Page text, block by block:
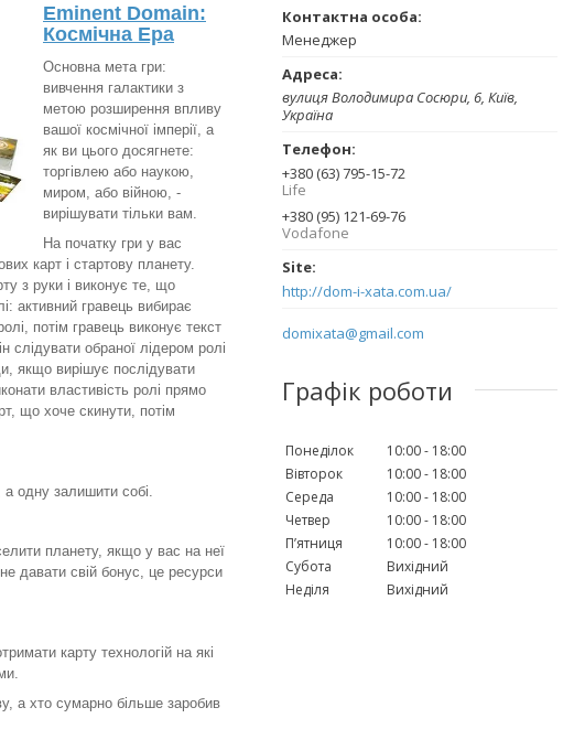
Eminent Domain:
Космічна Ера
Основна мета гри:
вивчення галактики з
метою розширення впливу
вашої космічної імперії, а
як ви цього досягнете:
торгівлею або наукою,
миром, або війною, -
вирішувати тільки вам.
На початку гри у вас
карт і стартову планету.
з руки і виконує те, що
активний гравець вибирає
потім гравець виконує текст
слідувати обраної лідером ролі
якщо вирішує послідувати
властивість ролі прямо
що хоче скинути, потім
одну залишити собі.
планету, якщо у вас на неї
давати свій бонус, це ресурси
карту технологій на які
а хто сумарно більше заробив
Менеджер
вулиця Володимира Сосюри, 6, Київ,
Україна
+380 (63) 795-15-72
Life
+380 (95) 121-69-76
Vodafone
http://dom-i-xata.com.ua/
domixata@gmail.com
Графік роботи
Понеділок 10:00
18:00
Вівторок
10:00
18:00
Середа
10:00
18:00
Четвер
10:00
18:00
Пʼятниця
10:00
18:00
Субота
Вихідний
Неділя
Вихідний